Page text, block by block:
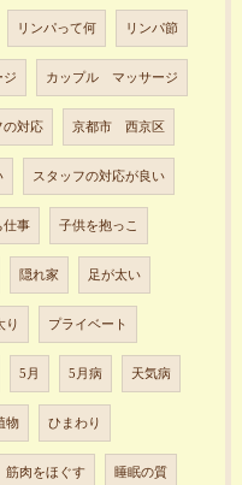
リンパって何 リンパ節
カップル マッサージ
の対応 京都市 西京区
スタッフの対応が良い
仕事 子供を抱っこ
隠れ家 足が太い
り プライベート
5月 5月病 天気病
物 ひまわり
筋肉をほぐす 睡眠の質